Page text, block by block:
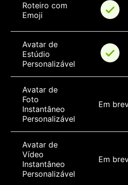
Roteiro com
Emoji
Avatar de
Estúdio
Personalizável
Avatar de
Foto
Instantâneo
Personalizável
Em
Avatar de
Vídeo
Instantâneo
Personalizável
Em